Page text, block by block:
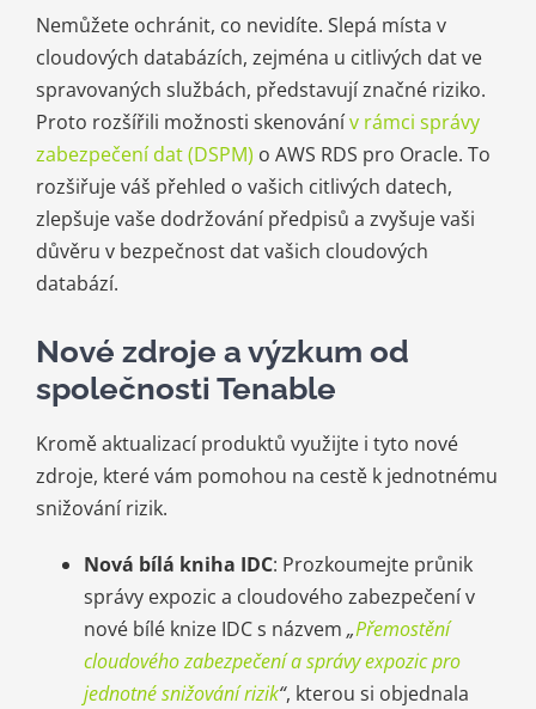
Nemůžete ochránit, co nevidíte. Slepá místa v
cloudových databázích, zejména u citlivých dat ve
spravovaných službách, představují značné riziko.
Proto rozšířili možnosti skenovánív rámci správy
zabezpečení dat (DSPM) o AWS RDS pro Oracle. To
rozšiřuje váš přehled o vašich citlivých datech,
zlepšuje vaše dodržování předpisů a zvyšuje vaši
důvěru v bezpečnost dat vašich cloudových
databází.
Nové zdroje a výzkum od
společnosti Tenable
Kromě aktualizací produktů využijte i tyto nové
zdroje, které vám pomohou na cestě k jednotnému
snižování rizik.
Nová bílá kniha IDC: Prozkoumejte průnik
správy expozic a cloudového zabezpečení v
nové bílé knize IDC s názvem „Přemostění
cloudového zabezpečení a správy expozic pro
jednotné snižování rizik“, kterou si objednala